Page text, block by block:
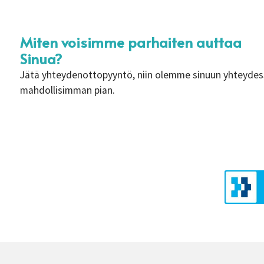
Miten voisimme parhaiten auttaa
Sinua?
Jätä yhteydenottopyyntö, niin olemme sinuun
mahdollisimman pian.